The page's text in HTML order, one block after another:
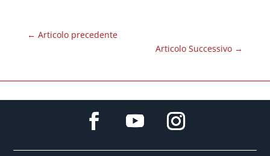
← Articolo precedente
Articolo Successivo →